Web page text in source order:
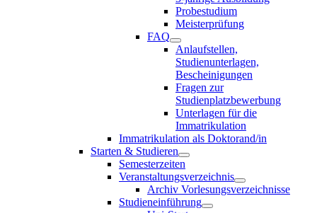
Probestudium
Meisterprüfung
FAQ
Anlaufstellen,
Studienunterlagen,
Bescheinigungen
Fragen zur
Studienplatzbewerbung
Unterlagen für die
Immatrikulation
Immatrikulation als Doktorand/in
Starten & Studieren
Semesterzeiten
Veranstaltungsverzeichnis
Archiv Vorlesungsverzeichnisse
Studieneinführung